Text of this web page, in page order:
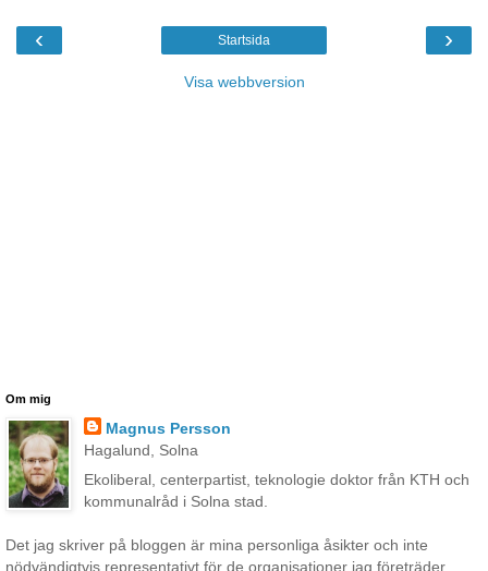
‹ ›
Startsida
Visa webbversion
Om mig
Magnus Persson
Hagalund, Solna
Ekoliberal, centerpartist, teknologie doktor från KTH och
kommunalråd i Solna stad.
Det jag skriver på bloggen är mina personliga åsikter och inte
nödvändigtvis representativt för de organisationer jag företräder.